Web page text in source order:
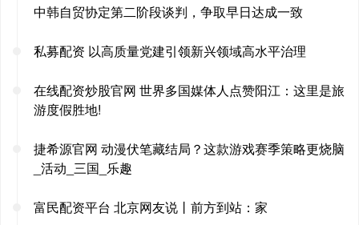
中韩自贸协定第二阶段谈判，争取早日达成一致
私募配资 以高质量党建引领新兴领域高水平治理
在线配资炒股官网 世界多国媒体人点赞阳江：这里是旅
游度假胜地!
捷希源官网 动漫伏笔藏结局？这款游戏赛季策略更烧脑
_活动_三国_乐趣
富民配资平台 北京网友说丨前方到站：家